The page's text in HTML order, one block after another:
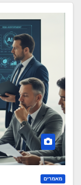
מאמרים